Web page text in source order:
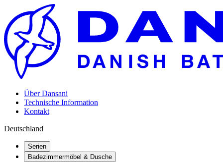
Über Dansani
Technische Information
Kontakt
Deutschland
Serien
Badezimmermöbel & Dusche